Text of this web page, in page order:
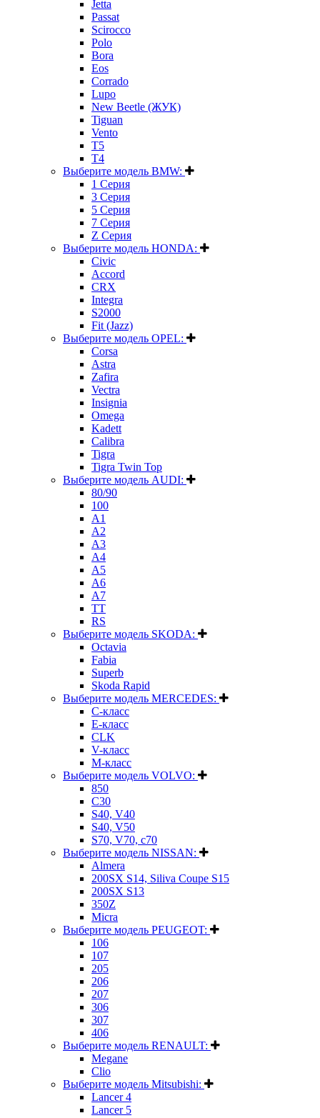
Jetta
Passat
Scirocco
Polo
Bora
Eos
Corrado
Lupo
New Beetle (ЖУК)
Tiguan
Vento
T5
T4
Выберите модель BMW:
1 Серия
3 Серия
5 Серия
7 Серия
Z Серия
Выберите модель HONDA:
Civic
Accord
CRX
Integra
S2000
Fit (Jazz)
Выберите модель OPEL:
Corsa
Astra
Zafira
Vectra
Insignia
Omega
Kadett
Calibra
Tigra
Tigra Twin Top
Выберите модель AUDI:
80/90
100
A1
A2
A3
A4
A5
A6
A7
TT
RS
Выберите модель SKODA:
Octavia
Fabia
Superb
Skoda Rapid
Выберите модель MERCEDES:
C-класс
E-класс
CLK
V-класс
M-класс
Выберите модель VOLVO:
850
C30
S40, V40
S40, V50
S70, V70, c70
Выберите модель NISSAN:
Almera
200SX S14, Siliva Coupe S15
200SX S13
350Z
Micra
Выберите модель PEUGEOT:
106
107
205
206
207
306
307
406
Выберите модель RENAULT:
Megane
Clio
Выберите модель Mitsubishi:
Lancer 4
Lancer 5